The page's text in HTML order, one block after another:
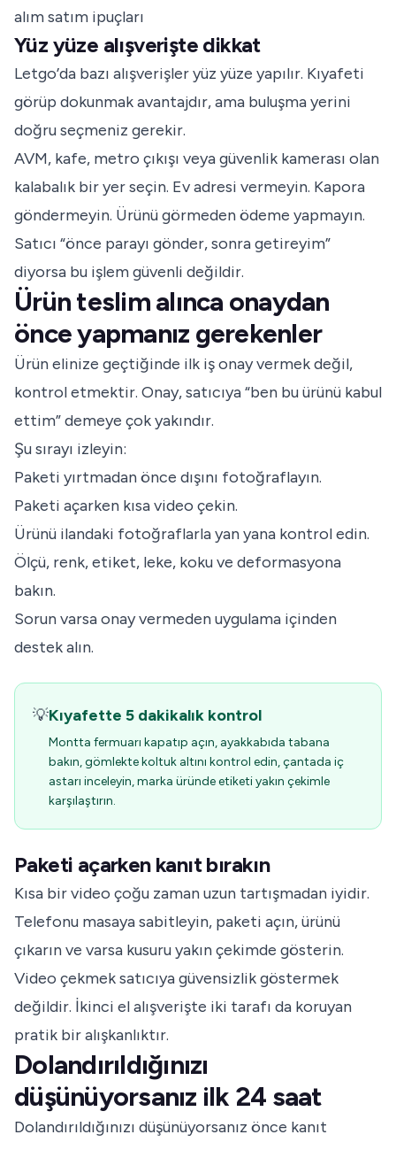
alım satım ipuçları
Yüz yüze alışverişte dikkat
Letgo’da bazı alışverişler yüz yüze yapılır. Kıyafeti
görüp dokunmak avantajdır, ama buluşma yerini
doğru seçmeniz gerekir.
AVM, kafe, metro çıkışı veya güvenlik kamerası olan
kalabalık bir yer seçin. Ev adresi vermeyin. Kapora
göndermeyin. Ürünü görmeden ödeme yapmayın.
Satıcı “önce parayı gönder, sonra getireyim”
diyorsa bu işlem güvenli değildir.
Ürün teslim alınca onaydan
önce yapmanız gerekenler
Ürün elinize geçtiğinde ilk iş onay vermek değil,
kontrol etmektir. Onay, satıcıya “ben bu ürünü kabul
ettim” demeye çok yakındır.
Şu sırayı izleyin:
Paketi yırtmadan önce dışını fotoğraflayın.
Paketi açarken kısa video çekin.
Ürünü ilandaki fotoğraflarla yan yana kontrol edin.
Ölçü, renk, etiket, leke, koku ve deformasyona
bakın.
Sorun varsa onay vermeden uygulama içinden
destek alın.
💡Kıyafette 5 dakikalık kontrol
Montta fermuarı kapatıp açın, ayakkabıda tabana
bakın, gömlekte koltuk altını kontrol edin, çantada iç
astarı inceleyin, marka üründe etiketi yakın çekimle
karşılaştırın.
Paketi açarken kanıt bırakın
Kısa bir video çoğu zaman uzun tartışmadan iyidir.
Telefonu masaya sabitleyin, paketi açın, ürünü
çıkarın ve varsa kusuru yakın çekimde gösterin.
Video çekmek satıcıya güvensizlik göstermek
değildir. İkinci el alışverişte iki tarafı da koruyan
pratik bir alışkanlıktır.
Dolandırıldığınızı
düşünüyorsanız ilk 24 saat
Dolandırıldığınızı düşünüyorsanız önce kanıt